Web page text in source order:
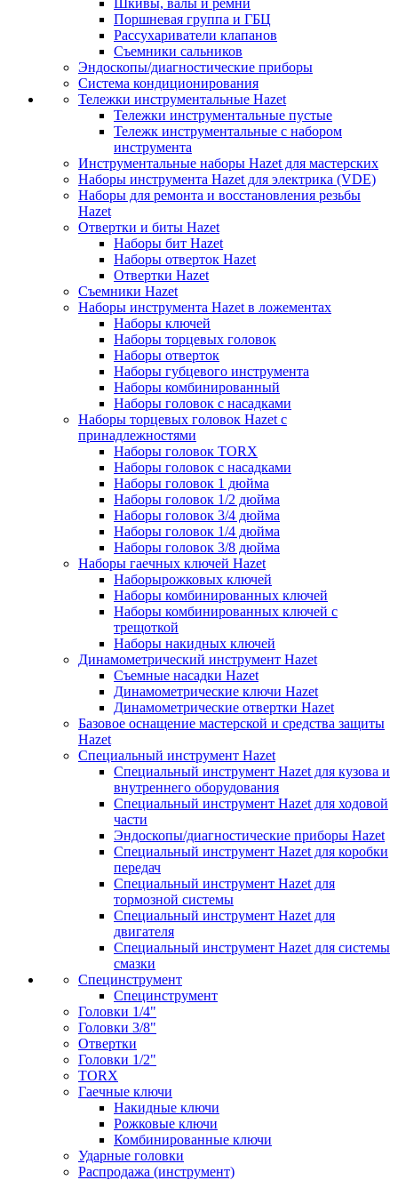
Шкивы, валы и ремни
Поршневая группа и ГБЦ
Рассухариватели клапанов
Съемники сальников
Эндоскопы/диагностические приборы
Система кондиционирования
Тележки инструментальные Hazet
Тележки инструментальные пустые
Тележк инструментальные с набором
инструмента
Инструментальные наборы Hazet для мастерских
Наборы инструмента Hazet для электрика (VDE)
Наборы для ремонта и восстановления резьбы
Hazet
Отвертки и биты Hazet
Наборы бит Hazet
Наборы отверток Hazet
Отвертки Hazet
Съемники Hazet
Наборы инструмента Hazet в ложементах
Наборы ключей
Наборы торцевых головок
Наборы отверток
Наборы губцевого инструмента
Наборы комбинированный
Наборы головок с насадками
Наборы торцевых головок Hazet с
принадлежностями
Наборы головок TORX
Наборы головок с насадками
Наборы головок 1 дюйма
Наборы головок 1/2 дюйма
Наборы головок 3/4 дюйма
Наборы головок 1/4 дюйма
Наборы головок 3/8 дюйма
Наборы гаечных ключей Hazet
Наборырожковых ключей
Наборы комбинированных ключей
Наборы комбинированных ключей с
трещоткой
Наборы накидных ключей
Динамометрический инструмент Hazet
Съемные насадки Hazet
Динамометрические ключи Hazet
Динамометрические отвертки Hazet
Базовое оснащение мастерской и средства защиты
Hazet
Специальный инструмент Hazet
Специальный инструмент Hazet для кузова и
внутреннего оборудования
Специальный инструмент Hazet для ходовой
части
Эндоскопы/диагностические приборы Hazet
Специальный инструмент Hazet для коробки
передач
Специальный инструмент Hazet для
тормозной системы
Специальный инструмент Hazet для
двигателя
Специальный инструмент Hazet для системы
смазки
Специнструмент
Специнструмент
Головки 1/4"
Головки 3/8"
Отвертки
Головки 1/2"
TORX
Гаечные ключи
Накидные ключи
Рожковые ключи
Комбинированные ключи
Ударные головки
Распродажа (инструмент)